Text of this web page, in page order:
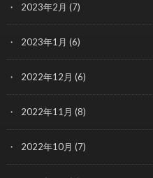
2023年2月 (7)
2023年1月 (6)
2022年12月 (6)
2022年11月 (8)
2022年10月 (7)